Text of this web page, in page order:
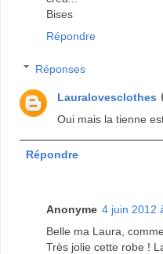
Bises
Répondre
Réponses
Lauralovesclothes
Oui mais la tienne
Répondre
Anonyme 4 juin 2012
Belle ma Laura,
Très jolie cette robe !